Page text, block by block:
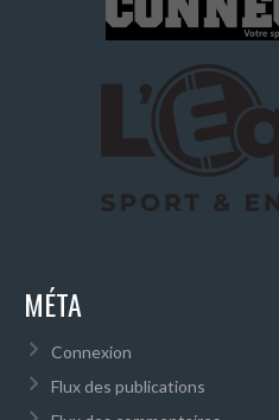
MÉTA
Connexion
Flux des publications